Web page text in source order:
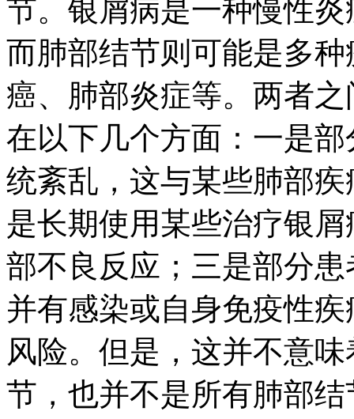
节。银屑病是一种慢性
而肺部结节则可能是多
癌、肺部炎症等。两者
在以下几个方面：一是
统紊乱，这与某些肺部
是长期使用某些治疗银
部不良反应；三是部分
并有感染或自身免疫性
风险。但是，这并不意
节，也并不是所有肺部